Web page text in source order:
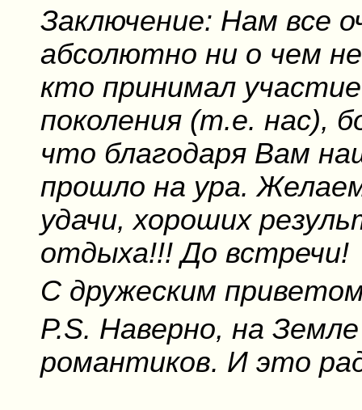
Заключение: Нам все
абсолютно ни о чем
кто принимал
поколения (т.е. нас),
что благодаря Вам
прошло на ура.
удачи, хороших
отдыха!!! До встречи!
С дружеским
P.S. Наверно, на
романтиков. И это